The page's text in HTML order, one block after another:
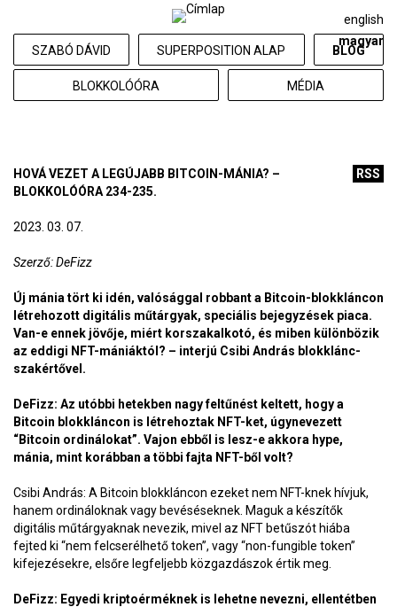
SZABÓ DÁVID SUPERPOSITION ALAP BLOG
BLOKKOLÓÓRA MÉDIA
english
magyar
RSS
HOVÁ VEZET A LEGÚJABB BITCOIN-MÁNIA? –
BLOKKOLÓÓRA 234-235.
2023. 03. 07.
Szerző: DeFizz
Új mánia tört ki idén, valósággal robbant a Bitcoin-blokkláncon
létrehozott digitális műtárgyak, speciális bejegyzések piaca.
Van-e ennek jövője, miért korszakalkotó, és miben különbözik
az eddigi NFT-mániáktól? – interjú Csibi András blokklánc-
szakértővel.
DeFizz: Az utóbbi hetekben nagy feltűnést keltett, hogy a
Bitcoin blokkláncon is létrehoztak NFT-ket, úgynevezett
“Bitcoin ordinálokat”. Vajon ebből is lesz-e akkora hype,
mánia, mint korábban a többi fajta NFT-ből volt?
Csibi András: A Bitcoin blokkláncon ezeket nem NFT-knek hívjuk,
hanem ordináloknak vagy bevéséseknek. Maguk a készítők
digitális műtárgyaknak nevezik, mivel az NFT betűszót hiába
fejted ki “nem felcserélhető token”, vagy “non-fungible token”
kifejezésekre, elsőre legfeljebb közgazdászok értik meg.
DeFizz: Egyedi kriptoérméknek is lehetne nevezni, ellentétben